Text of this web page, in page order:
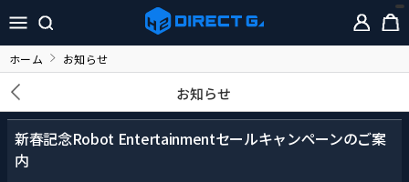
ホーム お知らせ
お知らせ
新春記念Robot Entertainmentセールキャンペーンのご案
内